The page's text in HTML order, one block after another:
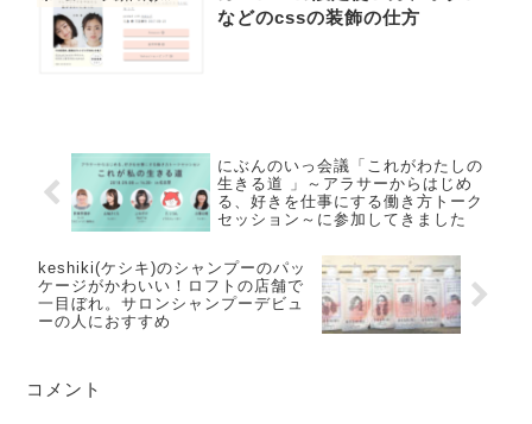
などのcssの装飾の仕方
にぶんのいっ会議「これがわたしの
生きる道 」～アラサーからはじめ
る、好きを仕事にする働き方トーク
セッション～に参加してきました
keshiki(ケシキ)のシャンプーのパッ
ケージがかわいい！ロフトの店舗で
一目ぼれ。サロンシャンプーデビュ
ーの人におすすめ
コメント